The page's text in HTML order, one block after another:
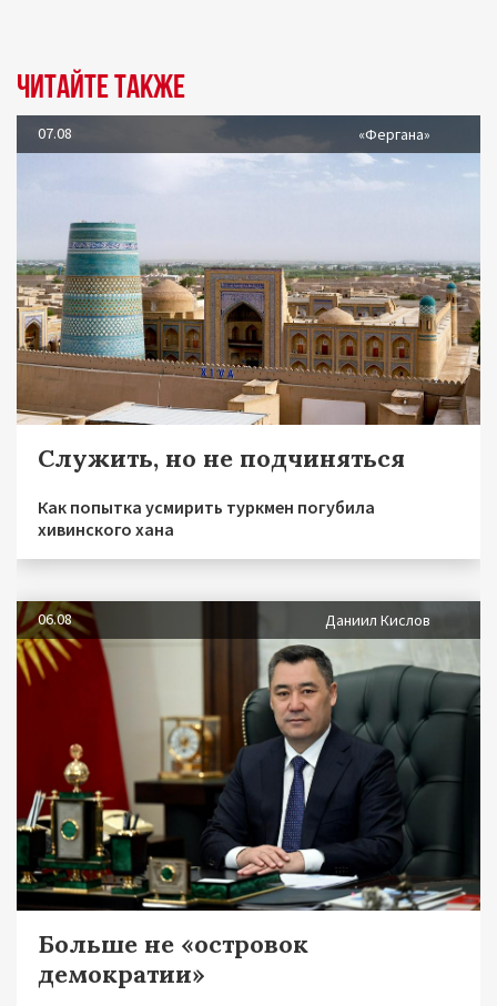
Читайте также
07.08 «Фергана»
Служить, но не подчиняться
Как попытка усмирить туркмен погубила
хивинского хана
06.08 Даниил Кислов
Больше не «островок
демократии»